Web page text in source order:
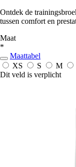
Ontdek de
tussen comfort en
Maat
*
Maattabel
XS
S M
Dit veld is verplicht